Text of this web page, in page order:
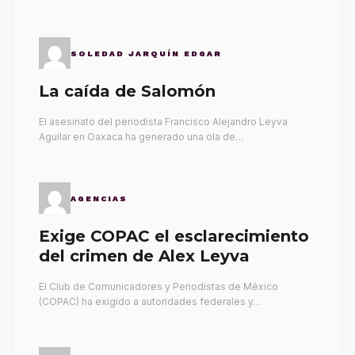
SOLEDAD JARQUÍN EDGAR
La caída de Salomón
El asesinato del periodista Francisco Alejandro Leyva
Aguilar en Oaxaca ha generado una ola de…
AGENCIAS
Exige COPAC el esclarecimiento
del crimen de Alex Leyva
El Club de Comunicadores y Periodistas de México
(COPAC) ha exigido a autoridades federales y…